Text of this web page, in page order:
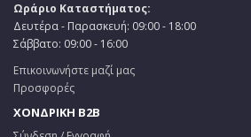
Ωράριο Καταστήματος:
Δευτέρα - Παρασκευή: 09:00 - 18:00
Σάββατο: 09:00 - 16:00
Επικοινωνήστε μαζί μας
Προσφορές
ΧΟΝΔΡΙΚΗ B2B